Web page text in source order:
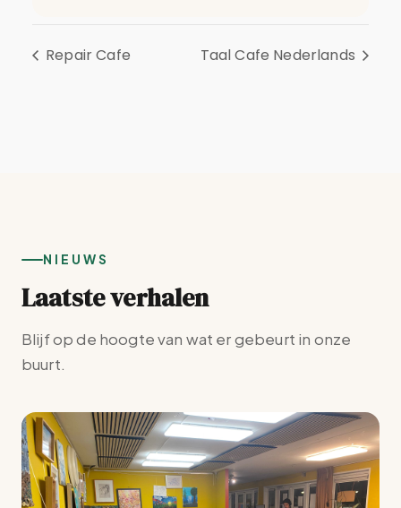
Repair Cafe Taal Cafe Nederlands
NIEUWS
Laatste verhalen
Blijf op de hoogte van wat er gebeurt in onze
buurt.